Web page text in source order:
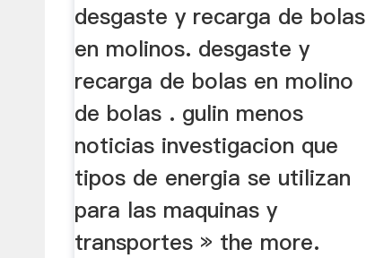
desgaste y recarga de bolas
en molinos. desgaste y
recarga de bolas en molino
de bolas . gulin menos
noticias investigacion que
tipos de energia se utilizan
para las maquinas y
transportes » the more.